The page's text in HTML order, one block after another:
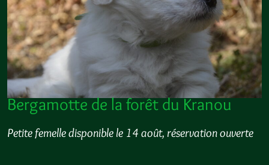
Bergamotte de la forêt du Kranou
Petite femelle disponible le 14 août, réservation ouverte